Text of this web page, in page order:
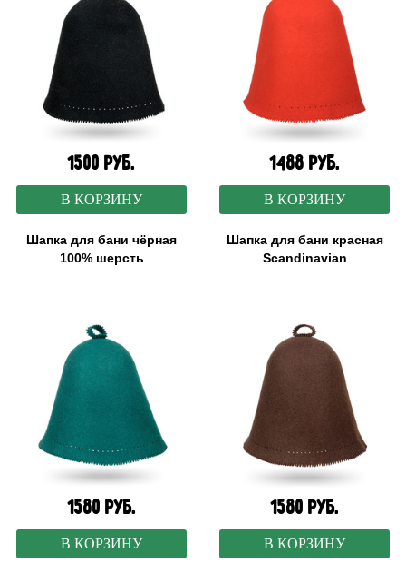
1500 руб.
В КОРЗИНУ
Шапка для бани чёрная
100% шерсть
1488 руб.
В КОРЗИНУ
Шапка для бани красная
Scandinavian
1580 руб.
В КОРЗИНУ
1580 руб.
В КОРЗИНУ